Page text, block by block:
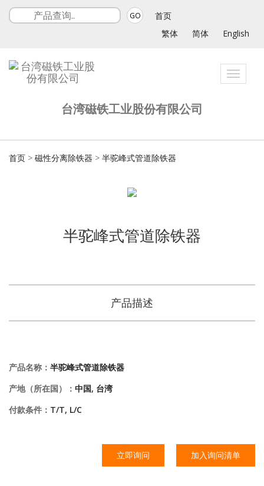
GO
首页
繁体
简体 English
Toggle
台湾磁铁工业股份有限公司
首页 > 磁性分离除铁器 > 半驼峰式管道除铁器
半驼峰式管道除铁器
产品描述
产品名称： 半驼峰式管道除铁器
产地（所在国）： 中国, 台湾
付款条件： T/T, L/C
立即询问 加入询问清单